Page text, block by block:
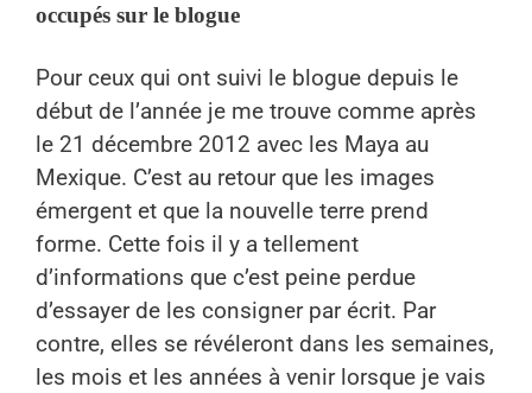
occupés sur le blogue
Pour ceux qui ont suivi le blogue depuis le
début de l’année je me trouve comme après
le 21 décembre 2012 avec les Maya au
Mexique. C’est au retour que les images
émergent et que la nouvelle terre prend
forme. Cette fois il y a tellement
d’informations que c’est peine perdue
d’essayer de les consigner par écrit. Par
contre, elles se révéleront dans les semaines,
les mois et les années à venir lorsque je vais